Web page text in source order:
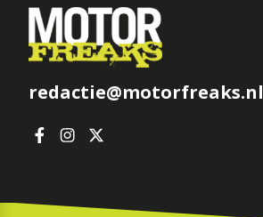
redactie@motorfreaks.nl